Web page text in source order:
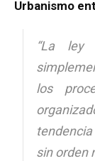
Urbanismo
“La ley
los
sin orden